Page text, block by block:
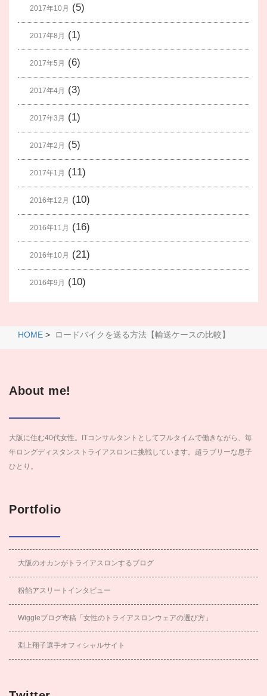
2017年10月 (5)
2017年8月 (1)
2017年5月 (6)
2017年4月 (3)
2017年3月 (1)
2017年2月 (5)
2017年1月 (11)
2016年12月 (10)
2016年11月 (16)
2016年10月 (21)
2016年9月 (10)
HOME > ロードバイクを送る方法【輸送ケースの比較】
About me!
大阪に住む40代女性。ITコンサルタントとしてフルタイムで働きながら、毎
年ロングディスタンストライアスロンに挑戦しています。超ラブリーな息子
ひとり。
Portfolio
大阪のオカンがトライアスロンするブログ
粉飴アスリートインタビュー
Wiggleブログ寄稿「女性のトライアスロンウェアの選び方」
淵上翔子選手オフィシャルサイト